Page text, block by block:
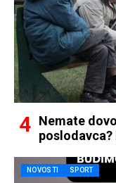
Nemate
NOVOSTI SPORT